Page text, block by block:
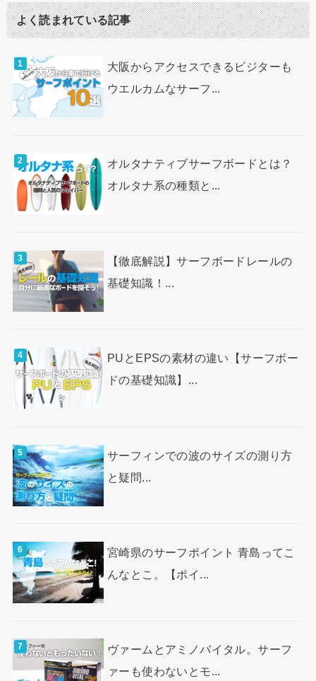
よく読まれている記事
大阪からアクセスできるビジターも
ウエルカムなサーフ...
オルタナティブサーフボードとは？
オルタナ系の種類と...
【徹底解説】サーフボードレールの
基礎知識！...
PUとEPSの素材の違い【サーフボー
ドの基礎知識】...
サーフィンでの波のサイズの測り方
と疑問...
宮崎県のサーフポイント 青島ってこ
んなとこ。【ポイ...
ヴァームとアミノバイタル。サーフ
ァーも使わないとモ...